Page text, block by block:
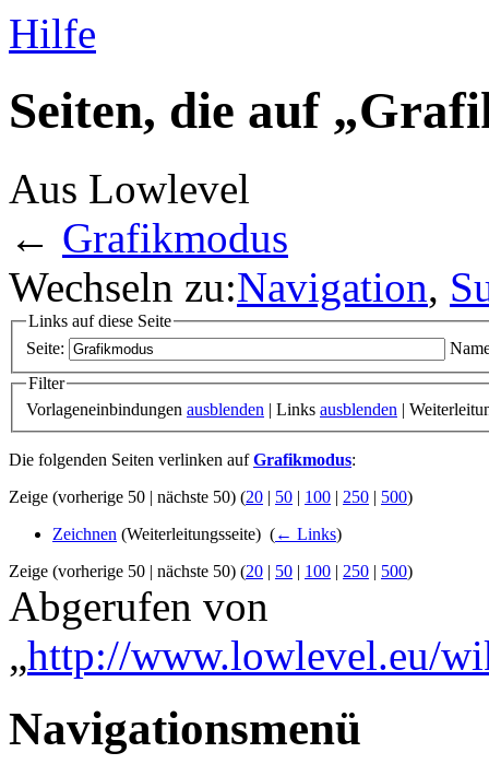
Hilfe
Seiten, die auf
Aus Lowlevel
← Grafikmodus
Wechseln zu:Navigation,
Links auf diese Seite
Seite:
Filter
Vorlageneinbindungen ausblenden | Links ausblenden |
Die folgenden Seiten verlinken aufGrafikmodus:
Zeige (vorherige 50 | nächste 50) (20 | 50 | 100 | 250 | 500)
Zeichnen (Weiterleitungsseite) ‎ (← Links)
Zeige (vorherige 50 | nächste 50) (20 | 50 | 100 | 250 | 500)
Abgerufen von
„http://www.lowlevel.eu/
Navigationsmenü